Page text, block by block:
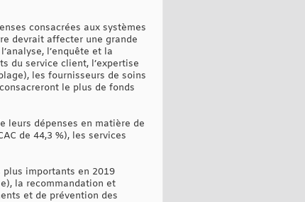
consacrées aux systèmes
devrait affecter une grande
l’enquête et la
du service client, l’expertise
les fournisseurs de soins
le plus de fonds
leurs dépenses en matière de
de 44,3 %), les services
plus importants en 2019
la recommandation et
et de prévention des